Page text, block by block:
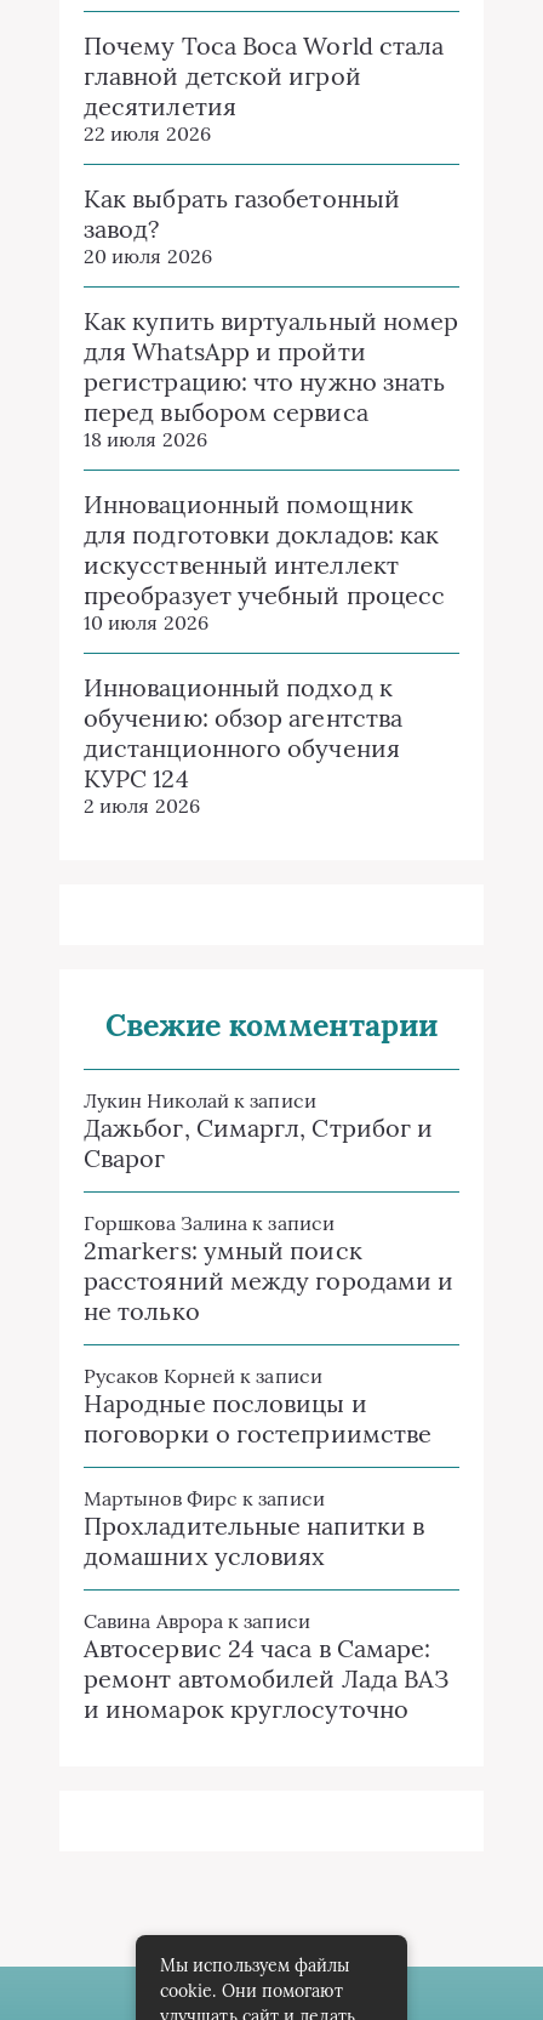
Почему Toca Boca World стала
главной детской игрой
десятилетия
22 июля 2026
Как выбрать газобетонный
завод?
20 июля 2026
Как купить виртуальный номер
для WhatsApp и пройти
регистрацию: что нужно знать
перед выбором сервиса
18 июля 2026
Инновационный помощник
для подготовки докладов: как
искусственный интеллект
преобразует учебный процесс
10 июля 2026
Инновационный подход к
обучению: обзор агентства
дистанционного обучения
КУРС 124
2 июля 2026
Свежие комментарии
Лукин Николай к записи
Дажьбог, Симаргл, Стрибог и
Сварог
Горшкова Залина к записи
2markers: умный поиск
расстояний между городами и
не только
Русаков Корней к записи
Народные пословицы и
поговорки о гостеприимстве
Мартынов Фирс к записи
Прохладительные напитки в
домашних условиях
Савина Аврора к записи
Автосервис 24 часа в Самаре:
ремонт автомобилей Лада ВАЗ
и иномарок круглосуточно
Мы используем файлы
cookie. Они помогают